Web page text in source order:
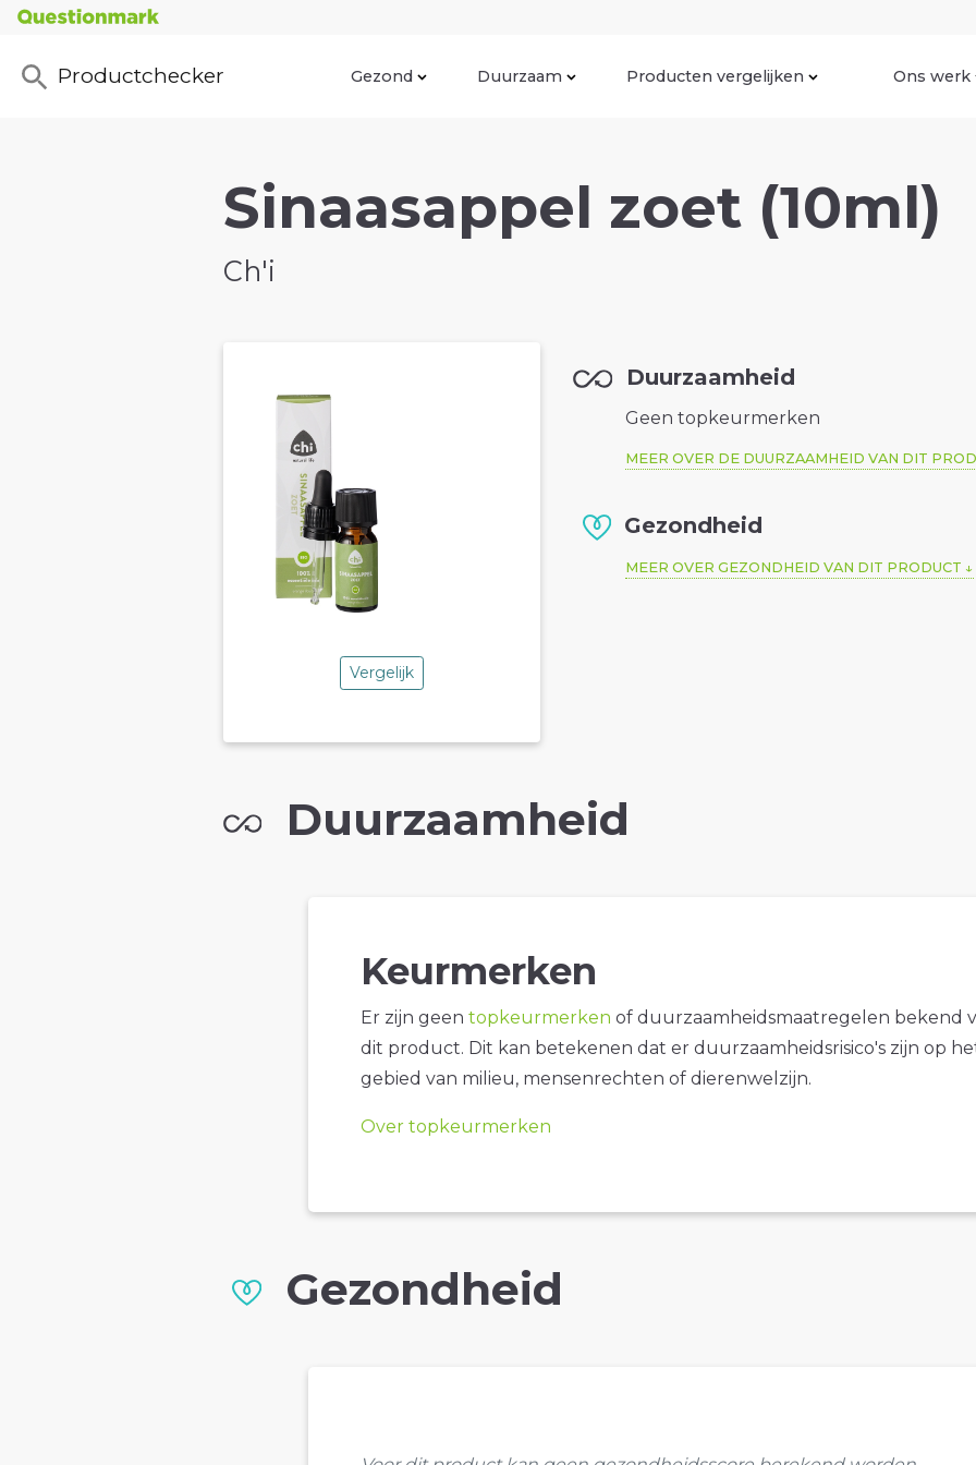
Productchecker Gezond Duurzaam Producten vergelijken Ons werk
Sinaasappel zoet (10ml)
Ch'i
Vergelijk
Duurzaamheid
Geen topkeurmerken
MEER OVER DE DUURZAAMHEID VAN DIT
Gezondheid
MEER OVER GEZONDHEID VAN DIT PRODUCT
Duurzaamheid
Keurmerken
Er zijn geen topkeurmerken of duurzaamheidsmaatregelen bekend
dit product. Dit kan betekenen dat er duurzaamheidsrisico's zijn op
gebied van milieu, mensenrechten of dierenwelzijn.
Over topkeurmerken
Gezondheid